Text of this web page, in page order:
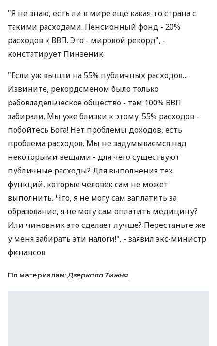
"Я не знаю, есть ли в мире еще какая-то страна с
такими расходами. Пенсионный фонд - 20%
расходов к ВВП. Это - мировой рекорд", -
констатирует Пинзеник.
"Если уж вышли на 55% публичных расходов…
Извините, рекордсменом было только
рабовладельческое общество - там 100% ВВП
забирали. Мы уже близки к этому. 55% расходов -
побойтесь Бога! Нет проблемы доходов, есть
проблема расходов. Мы не задумываемся над
некоторыми вещами - для чего существуют
публичные расходы? Для выполнения тех
функций, которые человек сам не может
выполнить. Что, я не могу сам заплатить за
образование, я не могу сам оплатить медицину?
Или чиновник это сделает лучше? Перестаньте же
у меня забирать эти налоги!", - заявил экс-министр
финансов.
По материалам:Дзеркало Тижня